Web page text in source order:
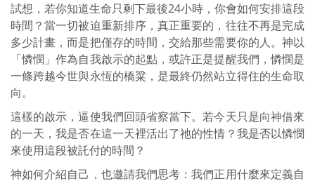
試想，若你知道生命只剩下最後24小時，你會如何安排這段
時間？當一切被迫重新排序，真正重要的，往往不再是完成
多少計畫，而是把僅存的時間，交給那些需要你的人。神以
「憐憫」作為自我啟示的起點，或許正是提醒我們，憐憫是
一條跨越今世與永恆的橋粱，是最終仍然站立得住的生命取
向。
這樣的啟示，逼使我們回頭省察當下。若今天只是向神借來
的一天，我是否在這一天裡活出了祂的性情？我是否以憐憫
來使用這段被託付的時間？
神如何介紹自己，也邀請我們思考：我們正用什麼來定義自